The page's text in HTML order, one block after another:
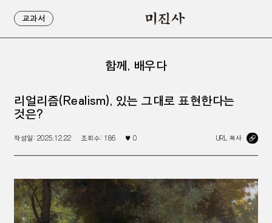
교과서
함께, 배우다
리얼리즘(Realism), 있는 그대로 표현한다는
것은?
작성일: 2025.12.22 조회수: 186 ♥0 URL 복사